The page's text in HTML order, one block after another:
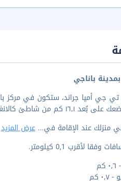
كالانغوتي و١٧٫١ كم من شاطئ باكا.
منزلك عند الإقامة في...عرض المزيد
لأقرب 0,1 كيلومتر.